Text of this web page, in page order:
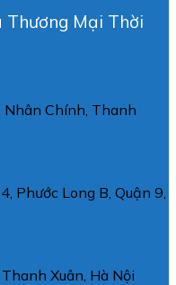
Thương Mại Thời
Nhân Chính, Thanh
Phước Long B, Quận 9,
Xuân, Hà Nội